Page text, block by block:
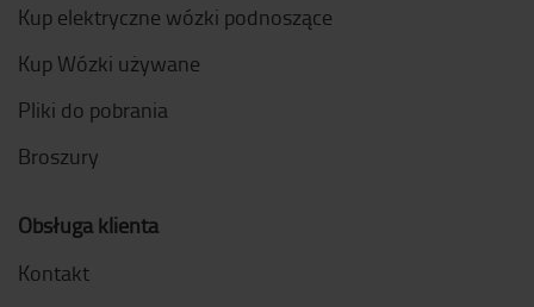
Kup elektryczne wózki podnoszące
Kup Wózki używane
Pliki do pobrania
Broszury
Obsługa klienta
Kontakt